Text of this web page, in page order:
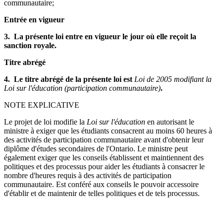
communautaire;
Entrée en vigueur
3. La présente loi entre en vigueur le jour où elle reçoit la
sanction royale.
Titre abrégé
4. Le titre abrégé de la présente loi est Loi de 2005 modifiant la
Loi sur l'éducation (participation communautaire).
NOTE EXPLICATIVE
Le projet de loi modifie la Loi sur l'éducation en autorisant le
ministre à exiger que les étudiants consacrent au moins 60 heures à
des activités de participation communautaire avant d'obtenir leur
diplôme d'études secondaires de l'Ontario. Le ministre peut
également exiger que les conseils établissent et maintiennent des
politiques et des processus pour aider les étudiants à consacrer le
nombre d'heures requis à des activités de participation
communautaire. Est conféré aux conseils le pouvoir accessoire
d'établir et de maintenir de telles politiques et de tels processus.